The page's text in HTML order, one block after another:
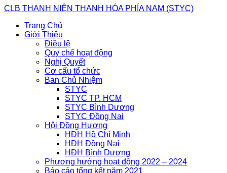
Skip
content
CLB THANH NIÊN THANH HÓA PHÍA NAM (STYC)
Trang Chủ
Giới Thiệu
Điều lệ
Quy chế hoạt động
Nghị Quyết
Cơ cấu tổ chức
Ban Chủ Nhiệm
STYC
STYC TP. HCM
STYC Bình Dương
STYC Đồng Nai
Hội Đồng Hương
HĐH Hồ Chí Minh
HĐH Đồng Nai
HĐH Bình Dương
Phương hướng hoạt động 2022 – 2024
Báo cáo tổng kết năm 2021